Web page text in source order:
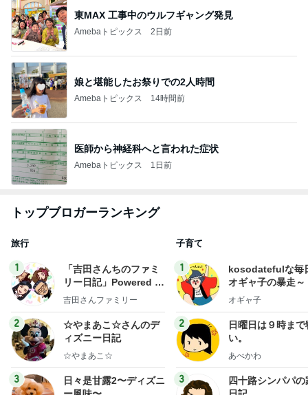
東MAX 工事中のウルフギャング発見
Amebaトピックス 2日前
娘と堪能したお祭りでの2人時間
Amebaトピックス 14時間前
医師から神経科へと言われた症状
Amebaトピックス 1日前
トップブロガーランキング
旅行
1
「吉田さんちのファミ
リー日記」Powered b
y Ameba 吉田さんファ
ログ
吉田さんファミリー
2
☆やまあこ☆さんのデ
ィズニー日記
☆やまあこ☆
3
日々是甘露2〜ディズニ
子育て
1
kosodatefulな毎
オギャ子の暴走～
オギャ子
2
日曜日は９時まで
い。
あべかわ
3
四十路シンパパの